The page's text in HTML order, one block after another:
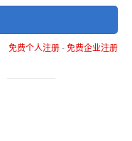
免费个人注册-免费企业注册